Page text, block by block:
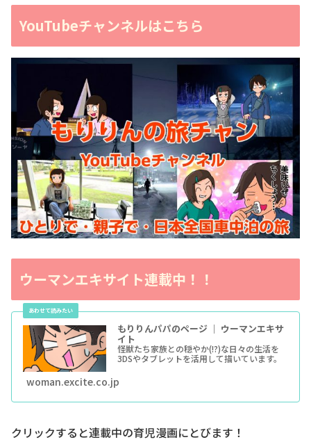
YouTubeチャンネルはこちら
ウーマンエキサイト連載中！！
もりりんパパのページ ｜ ウーマンエキサ
イト
怪獣たち家族との穏やか(!?)な日々の生活を
3DSやタブレットを活用して描いています。
woman.excite.co.jp
クリックすると連載中の育児漫画にとびます！